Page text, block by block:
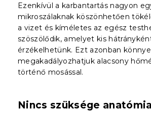
Ezenkívül a karbantartás nagyon
mikroszálaknak köszönhetően
a vizet és kíméletes az egész
szöszölődik, amelyet kis
érzékelhetünk. Ezt azonban
megakadályozhatjuk alacsony
történő mosással.
Nincs szüksége